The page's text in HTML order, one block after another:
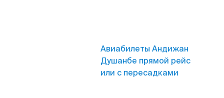
Авиабилеты Андижан
Душанбе прямой рейс
или с пересадками